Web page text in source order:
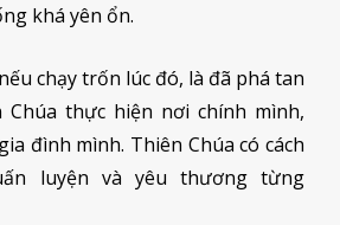
khá yên ổn.
chạy trốn lúc đó, là đã phá tan
Chúa thực hiện nơi chính mình,
đình mình. Thiên Chúa có cách
luyện và yêu thương từng